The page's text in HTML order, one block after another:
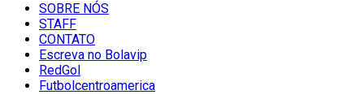
SOBRE NÓS
STAFF
CONTATO
Escreva no Bolavip
RedGol
Futbolcentroamerica